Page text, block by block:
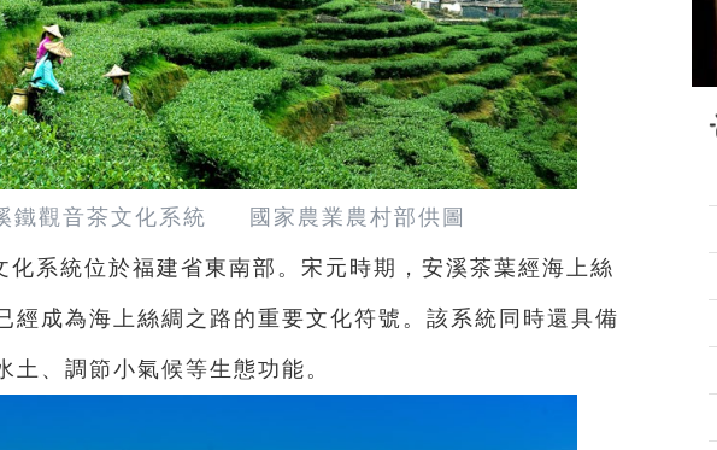
鐵觀音茶文化系統 國家農業農村部供圖
化系統位於福建省東南部。宋元時期，安溪茶葉經海上絲
經成為海上絲綢之路的重要文化符號。該系統同時還具備
土、調節小氣候等生態功能。